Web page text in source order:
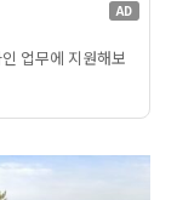
AD
업무에 지원해보